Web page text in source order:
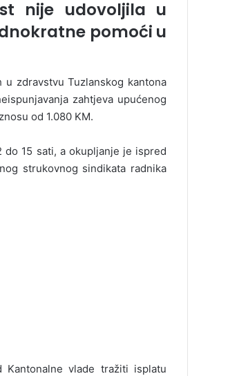
nije udovoljila u
pomoći u
zdravstvu Tuzlanskog kantona
zahtjeva upućenog
od 1.080 KM.
15 sati, a okupljanje je ispred
strukovnog sindikata radnika
vlade tražiti isplatu